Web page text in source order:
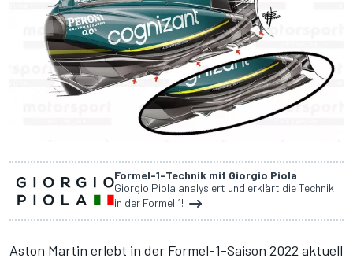
Formel-1-Technik mit Giorgio Piola
Giorgio Piola analysiert und erklärt die Technik
in der Formel 1!
Aston Martin erlebt in der Formel-1-Saison 2022 aktuell